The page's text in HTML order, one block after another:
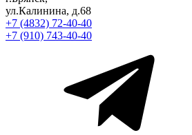
ул.Калинина, д.68
+7 (4832) 72-40-40
+7 (910) 743-40-40